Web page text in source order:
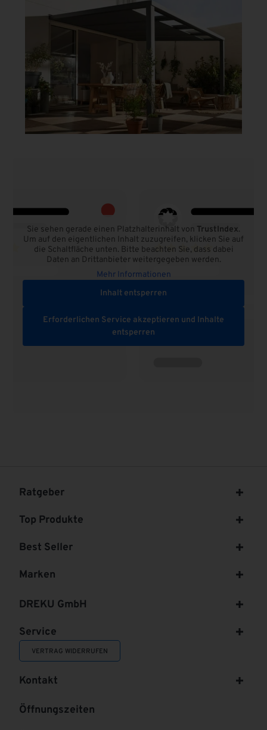
Sie sehen gerade einen Platzhalterinhalt von TrustIndex.
Um auf den eigentlichen Inhalt zuzugreifen, klicken Sie auf
die Schaltfläche unten. Bitte beachten Sie, dass dabei
Daten an Drittanbieter weitergegeben werden.
Mehr Informationen
Inhalt entsperren
Erforderlichen Service akzeptieren und Inhalte
entsperren
Ratgeber
Top Produkte
Best Seller
Marken
DREKU GmbH
Service
VERTRAG WIDERRUFEN
Kontakt
Öffnungszeiten